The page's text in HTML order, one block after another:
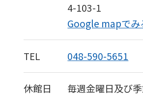
4-103-1
Google mapでみ
TEL 048-590-5651
休館日 毎週金曜日及び